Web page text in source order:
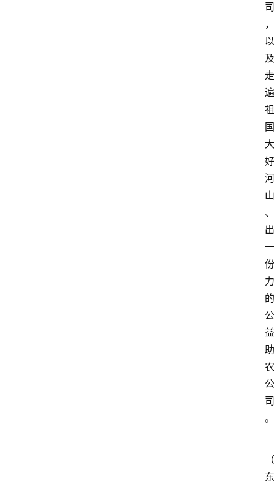
司
，
以
及
走
遍
祖
国
大
好
河
山
、
出
一
份
力
的
公
益
助
农
公
司
。
（
东